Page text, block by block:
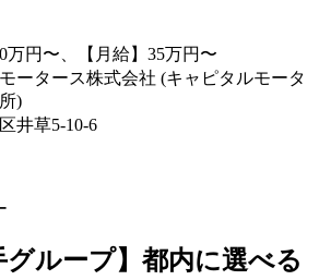
万円〜、【月給】35万円〜
ータース株式会社 (キャピタルモータ
)
井草5-10-6
グループ】都内に選べる